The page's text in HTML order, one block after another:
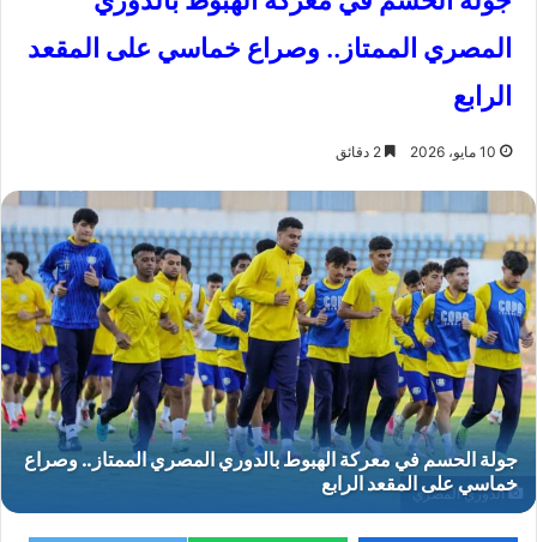
المصري الممتاز.. وصراع خماسي على المقعد
الرابع
10 مايو، 2026
الدوري المصري